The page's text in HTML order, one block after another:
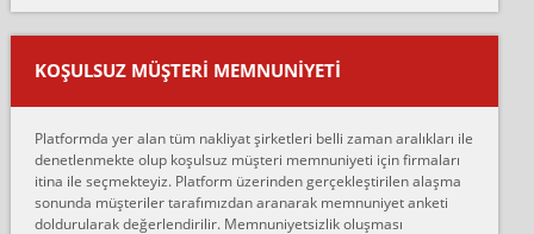
mehmet güldü:
Ankara ALİCANLAR NAKLİYAT Tutarsız ve ticari ahlak problemleri
var verdikleri fiyat teklifini arttırdılar. Sonrasında taşıma gününde
oldukça tutarsı...
Ankara Alicanlar naklyat tel 5465524025. 2600 TL'ye ankaradan
Konya ya Alicanlar naklyat la anlaştık bu şahıs evin taşınacağı gün
fiyatın mazoto gele...
KOŞULSUZ MÜŞTERI MEMNUNIYETI
Platformda yer alan tüm nakliyat şirketleri belli zaman aralıkları ile
denetlenmekte olup koşulsuz müşteri memnuniyeti için firmaları
itina ile seçmekteyiz. Platform üzerinden gerçekleştirilen alaşma
sonunda müşteriler tarafımızdan aranarak memnuniyet anketi
doldurularak değerlendirilir. Memnuniyetsizlik oluşması